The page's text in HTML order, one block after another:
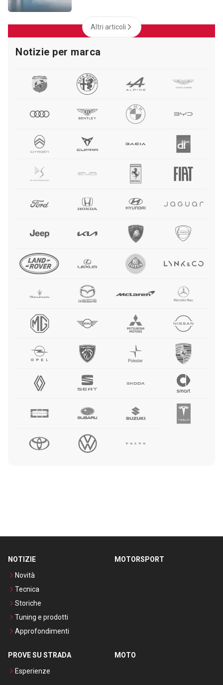
Altri articoli
Notizie per marca
NOTIZIE
Novità
Tecnica
Storiche
Tuning e prodotti
Approfondimenti
MOTORSPORT
PROVE SU STRADA
Esperienze
MOTO